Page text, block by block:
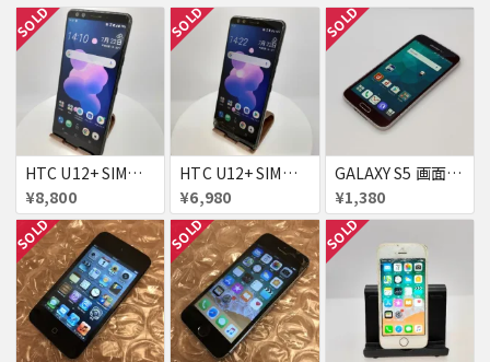
SOLD
HTC U12+ SIMフリー 354395090093622
¥8,800
SOLD
HTC U12+ SIMフリー 354395090091634
¥6,980
SOLD
GALAXY S5 画面焼け docomo SC-04F
¥1,380
SOLD SOLD SOLD